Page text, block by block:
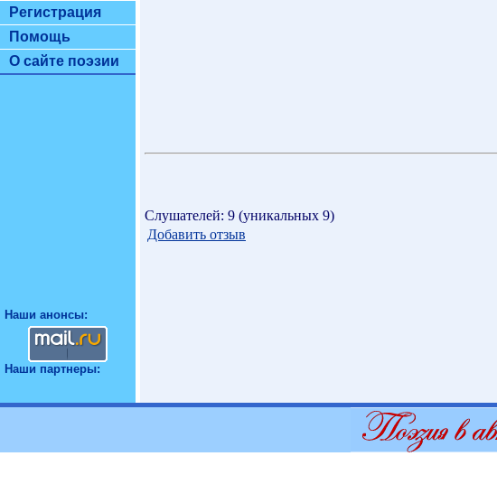
Регистрация
Помощь
О сайте поэзии
Наши анонсы:
Наши партнеры:
Слушателей: 9 (уникальных 9)
Добавить отзыв